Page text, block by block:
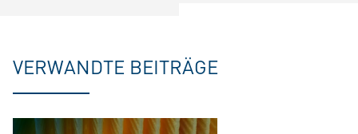
VERWANDTE BEITRÄGE